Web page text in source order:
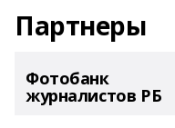
Партнеры
Фотобанк
журналистов РБ